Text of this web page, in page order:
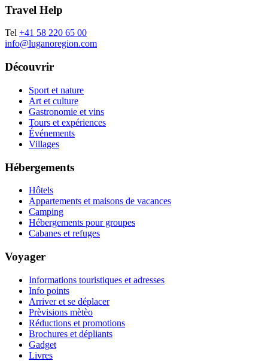
Travel Help
Tel +41 58 220 65 00
info@luganoregion.com
Découvrir
Sport et nature
Art et culture
Gastronomie et vins
Tours et expériences
Événements
Villages
Hébergements
Hôtels
Appartements et maisons de vacances
Camping
Hébergements pour groupes
Cabanes et refuges
Voyager
Informations touristiques et adresses
Info points
Arriver et se déplacer
Prèvisions mètèo
Réductions et promotions
Brochures et dépliants
Gadget
Livres